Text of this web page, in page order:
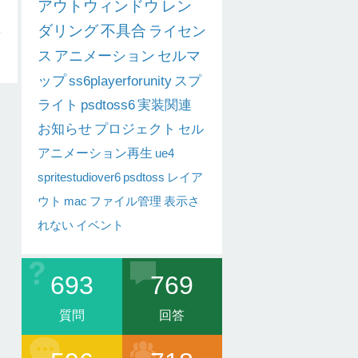
アウトウィンドウ レン
ダリング不具合 ライセン
ス アニメーション セルマ
ップss6playerforunity スプ
ライト psdtoss6実装関連
お知らせ プロジェクト セル
アニメーション再生 ue4
spritestudiover6 psdtoss レイア
ウト mac ファイル管理 表示さ
れない イベント
693
質問
769
回答